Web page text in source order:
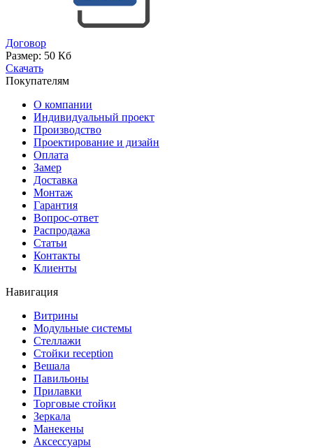
Договор
Размер: 50 Кб
Скачать
Покупателям
О компании
Индивидуальный проект
Производство
Проектирование и дизайн
Оплата
Замер
Доставка
Монтаж
Гарантия
Вопрос-ответ
Распродажа
Статьи
Контакты
Клиенты
Навигация
Витрины
Модульные системы
Стеллажи
Стойки reception
Вешала
Павильоны
Прилавки
Торговые стойки
Зеркала
Манекены
Аксессуары